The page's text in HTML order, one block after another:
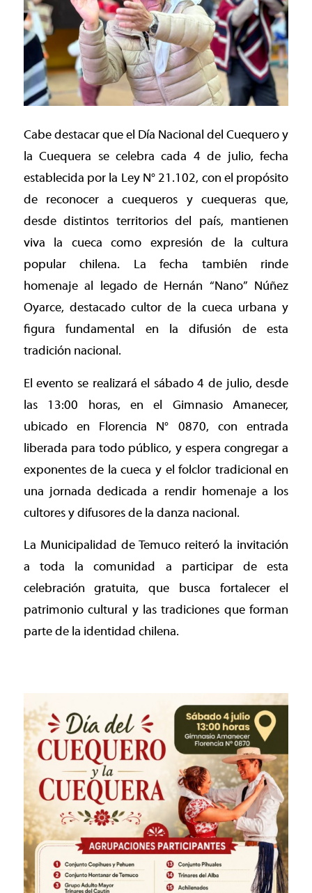
Cabe destacar que el Día Nacional del Cuequero y
la Cuequera se celebra cada 4 de julio, fecha
establecida por la Ley N° 21.102, con el propósito
de reconocer a cuequeros y cuequeras que,
desde distintos territorios del país, mantienen
viva la cueca como expresión de la cultura
popular chilena. La fecha también rinde
homenaje al legado de Hernán “Nano” Núñez
Oyarce, destacado cultor de la cueca urbana y
figura fundamental en la difusión de esta
tradición nacional.
El evento se realizará el sábado 4 de julio, desde
las 13:00 horas, en el Gimnasio Amanecer,
ubicado en Florencia N° 0870, con entrada
liberada para todo público, y espera congregar a
exponentes de la cueca y el folclor tradicional en
una jornada dedicada a rendir homenaje a los
cultores y difusores de la danza nacional.
La Municipalidad de Temuco reiteró la invitación
a toda la comunidad a participar de esta
celebración gratuita, que busca fortalecer el
patrimonio cultural y las tradiciones que forman
parte de la identidad chilena.